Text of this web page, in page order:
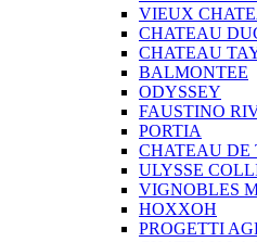
VIEUX
CHATEAU
CHATEAU
BALMONTEE
ODYSSEY
FAUSTINO
PORTIA
CHATEAU DE
ULYSSE
VIGNOBLES
HOXXOH
PROGETTI